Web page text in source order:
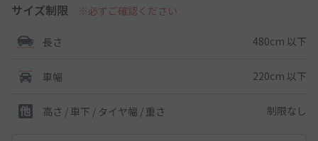
サイズ制限 ※必ずご確認ください
長さ 480cm 以下
車幅 220cm 以下
高さ / 車下 / タイヤ幅 / 重さ 制限なし